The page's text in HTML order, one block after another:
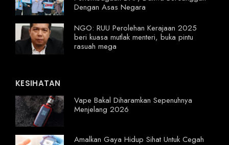
Dengan Asas Negara
NGO: RUU Perolehan Kerajaan 2025
beri kuasa mutlak menteri, buka pintu
rasuah mega
KESIHATAN
Vape Bakal Diharamkan Sepenuhnya
Menjelang 2026
Amalkan Gaya Hidup Sihat Untuk Cegah